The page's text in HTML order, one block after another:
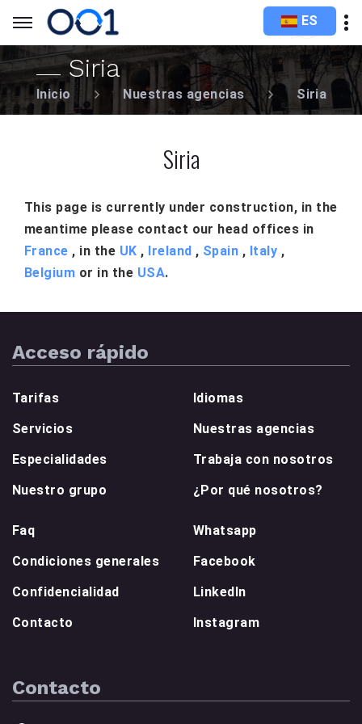
ES
Siria
Inicio Nuestras agencias Siria
Siria
This page is currently under construction, in the
meantime please contact our head offices in
France , in the UK , Ireland , Spain , Italy ,
Belgium or in the USA.
Acceso rápido
Tarifas
Servicios
Especialidades
Nuestro grupo
Idiomas
Nuestras agencias
Trabaja con nosotros
¿Por qué nosotros?
Faq
Condiciones generales
Confidencialidad
Contacto
Whatsapp
Facebook
LinkedIn
Instagram
Contacto